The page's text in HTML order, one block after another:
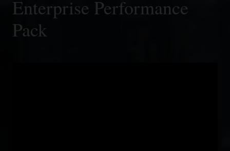
Enterprise Performance
Pack